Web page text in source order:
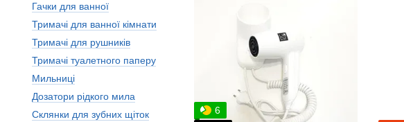
6
Гачки для ванної
Тримачі для ванної кімнати
Тримачі для рушників
Тримачі туалетного паперу
Мильниці
Дозатори рідкого мила
Склянки для зубних щіток